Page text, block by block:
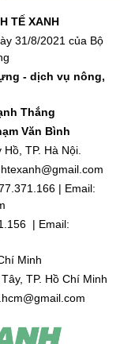
TẾ XANH
31/8/2021 của Bộ
- dịch vụ nông,
Thắng
Văn Bình
TP. Hà Nội.
| Email:
| Email:
Minh
TP. Hồ Chí Minh